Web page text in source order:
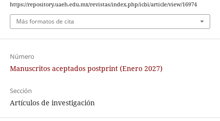
https://repository.uaeh.edu.mx/revistas/index.php/icbi/article/view/16974
Más formatos de cita
Número
Manuscritos aceptados postprint (Enero 2027)
Sección
Artículos de investigación